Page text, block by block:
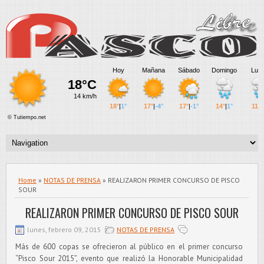
Home » NOTAS DE PRENSA » REALIZARON PRIMER CONCURSO DE PISCO
SOUR
REALIZARON PRIMER CONCURSO DE PISCO SOUR
lunes, febrero 09, 2015 NOTAS DE PRENSA
Más de 600 copas se ofrecieron al público en el primer concurso
“Pisco Sour 2015”, evento que realizó la Honorable Municipalidad